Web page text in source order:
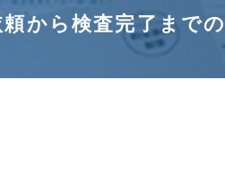
頼から検査完了まで